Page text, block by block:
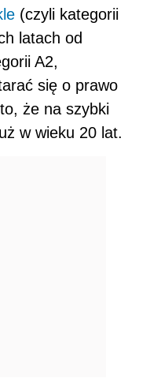
(czyli kategorii
latach od
A2,
się o prawo
że na szybki
w wieku 20 lat.